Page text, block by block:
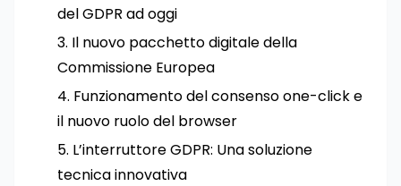
del GDPR ad oggi
Il nuovo pacchetto digitale della
Commissione Europea
Funzionamento del consenso one-click e
il nuovo ruolo del browser
L’interruttore GDPR: Una soluzione
tecnica innovativa